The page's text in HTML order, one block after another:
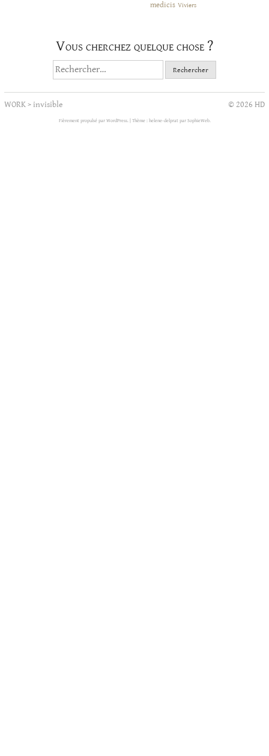
medicis Viviers
Vous cherchez quelque chose ?
Rechercher :
WORK> invisible © 2026 HD
Fièrement propulsé par WordPress. Thème : helene-delprat par SophieWeb.